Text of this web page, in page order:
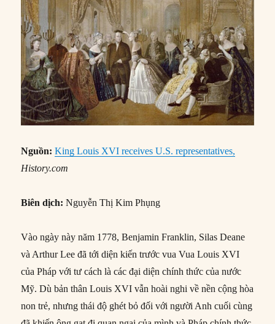
Nguồn: King Louis XVI receives U.S. representatives,
History.com
Biên dịch: Nguyễn Thị Kim Phụng
Vào ngày này năm 1778, Benjamin Franklin, Silas Deane
và Arthur Lee đã tới diện kiến trước vua Vua Louis XVI
của Pháp với tư cách là các đại diện chính thức của nước
Mỹ. Dù bản thân Louis XVI vẫn hoài nghi về nền cộng hòa
non trẻ, nhưng thái độ ghét bỏ đối với người Anh cuối cùng